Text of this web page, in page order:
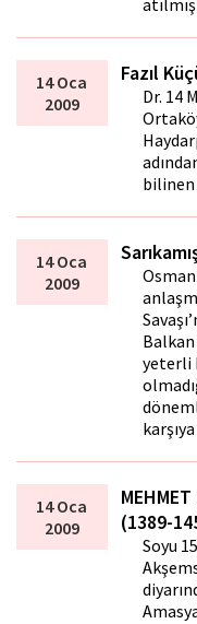
14 Oca
2009
Fazıl
Dr. 14
bilinen
14 Oca
2009
Balkan
yeterli
14 Oca
2009
(1389-
Soyu